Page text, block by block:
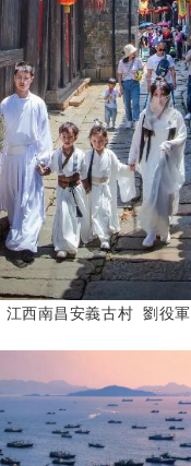
江西南昌安義古村 劉役軍